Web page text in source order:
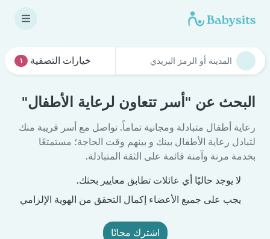
خيارات التصفية ١
البحث عن "أسر تتعاون لرعاية الأطفال"
رعاية أطفال متبادلة ومجانية تماماً. تواصل مع أسر قريبة منك
لتبادل رعاية الأطفال بينك و بينهم وقت الحاجة؛ مستمتعًا
بخدمة مرنة وآمنة قائمة على الثقة المتبادلة.
لا يوجد حاليًا أي عائلات تطابق معايير بحثك.
يجب على جميع الأعضاء إكمال التحقق من الهوية الإلزامي
اشترك مجانًا